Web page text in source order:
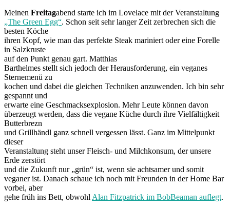
Meinen Freitagabend starte ich im Lovelace mit der Veranstaltung
„The Green Egg“. Schon seit sehr langer Zeit zerbrechen sich die
besten Köche
ihren Kopf, wie man das perfekte Steak mariniert oder eine Forelle
in Salzkruste
auf den Punkt genau gart. Matthias
Barthelmes stellt sich jedoch der Herausforderung, ein veganes
Sternemenü zu
kochen und dabei die gleichen Techniken anzuwenden. Ich bin sehr
gespannt und
erwarte eine Geschmacksexplosion. Mehr Leute können davon
überzeugt werden, dass die vegane Küche durch ihre Vielfältigkeit
Butterbrezn
und Grillhändl ganz schnell vergessen lässt. Ganz im Mittelpunkt
dieser
Veranstaltung steht unser Fleisch- und Milchkonsum, der unsere
Erde zerstört
und die Zukunft nur „grün“ ist, wenn sie achtsamer und somit
veganer ist. Danach schaue ich noch mit Freunden in der Home Bar
vorbei, aber
gehe früh ins Bett, obwohl Alan Fitzpatrick im BobBeaman auflegt.